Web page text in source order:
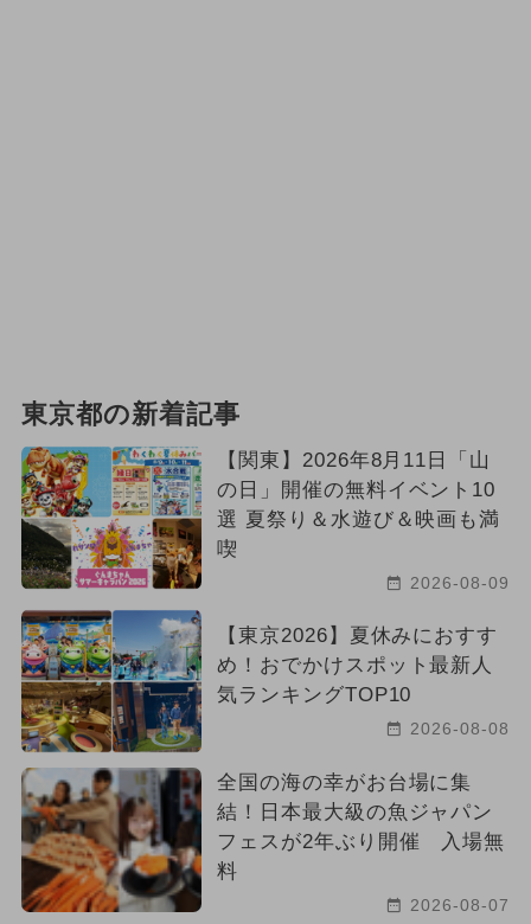
東京都の新着記事
【関東】2026年8月11日「山
の日」開催の無料イベント10
選 夏祭り＆水遊び＆映画も満
喫
2026-08-09
【東京2026】夏休みにおすす
め！おでかけスポット最新人
気ランキングTOP10
2026-08-08
全国の海の幸がお台場に集
結！日本最大級の魚ジャパン
フェスが2年ぶり開催 入場無
料
2026-08-07